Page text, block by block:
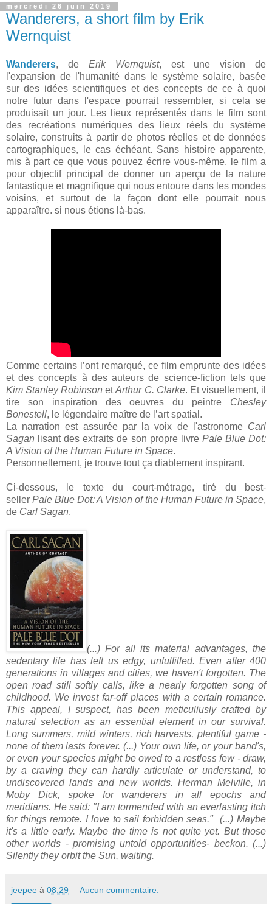
mercredi 26 juin 2019
Wanderers, a short film by Erik
Wernquist
Wanderers, de Erik Wernquist,
est une vision de
l'expansion de l'humanité dans le système solaire, basée
sur des idées scientifiques et des concepts de ce à quoi
notre futur dans l'espace pourrait ressembler, si cela se
produisait un jour. Les lieux représentés dans le film sont
des recréations numériques des lieux réels du système
solaire, construits à partir de photos réelles et de données
cartographiques, le cas échéant. Sans histoire apparente,
mis à part ce que vous pouvez écrire vous-même, le film a
pour objectif principal de donner un aperçu de la nature
fantastique et magnifique qui nous entoure dans les mondes
voisins, et surtout de la façon dont elle pourrait nous
apparaître. si nous étions là-bas.
Comme certains l’ont remarqué, ce film emprunte des idées
et des concepts à des auteurs de science-fiction tels que
Kim Stanley Robinson etArthur C. Clarke. Et visuellement, il
tire son inspiration des oeuvres du peintre Chesley
Bonestell, le légendaire maître de l’art spatial.
La narration est assurée par la voix de l'astronome Carl
Sagan lisant des extraits de son propre livre Pale Blue Dot:
A Vision of the Human Future in Space.
Personnellement, je trouve tout ça diablement inspirant.
Ci-dessous, le texte du court-métrage, tiré du best-
seller Pale Blue Dot: A Vision of the Human Future in Space,
de Carl Sagan.
(...) For all its material advantages, the
sedentary life has left us edgy, unfulfilled. Even after 400
generations in villages and cities, we haven't forgotten. The
open road still softly calls, like a nearly forgotten song of
childhood. We invest far-off places with a certain romance.
This appeal, I suspect, has been meticuliusly crafted by
natural selection as an essential element in our survival.
Long summers, mild winters, rich harvests, plentiful game -
none of them lasts forever. (...) Your own life, or your band's,
or even your species might be owed to a restless few - draw,
by a craving they can hardly articulate or understand, to
undiscovered lands and new worlds. Herman Melville, in
Moby Dick, spoke for wanderers in all epochs and
meridians. He said: "I am tormended with an everlasting itch
for things remote. I love to sail forbidden seas."(...) Maybe
it's a little early. Maybe the time is not quite yet. But those
other worlds - promising untold opportunities- beckon. (...)
Silently they orbit the Sun, waiting.
jeepee à 08:29 Aucun commentaire: